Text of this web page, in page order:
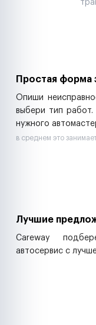
Аренда спецтехники
Простая форма
Опиши
выбери тип
нужного
в среднем это
Лучшие
Careway
автосервис с